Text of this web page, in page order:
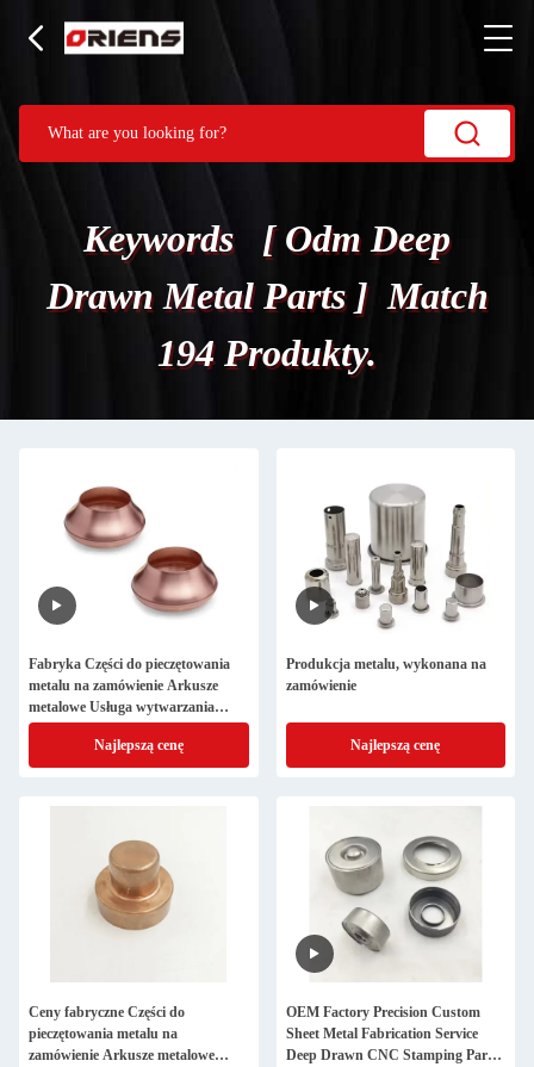
Keywords [ Odm Deep
Drawn Metal Parts ] Match
194 Produkty.
Fabryka Części do pieczętowania
metalu na zamówienie Arkusze
metalowe Usługa wytwarzania
metalu Głęboko narysowane Części
pieczętowane CNC
Najlepszą cenę
Produkcja metalu, wykonana na
zamówienie
Najlepszą cenę
Ceny fabryczne Części do
pieczętowania metalu na
zamówienie Arkusze metalowe
OEM Factory Precision Custom
Sheet Metal Fabrication Service
Deep Drawn CNC Stamping Parts